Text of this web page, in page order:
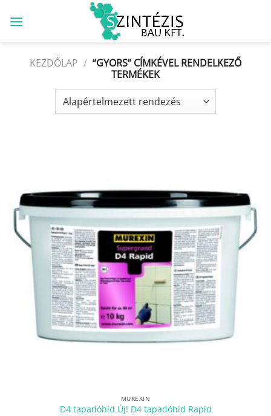
KEZDŐLAP / “GYORS” CÍMKÉVEL RENDELKEZŐ
TERMÉKEK
MUREXIN
D4 tapadóhíd Új! D4 tapadóhíd Rapid